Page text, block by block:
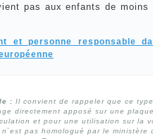
pas aux enfants de moins
et personne responsable
: Il convient de rappeler que ce
directement apposé sur une plaque
et pour une utilisation sur la
pas homologué par le ministère